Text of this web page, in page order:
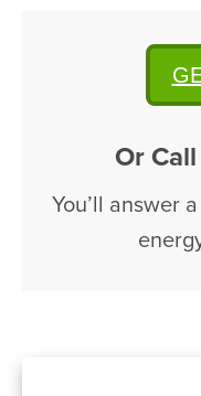
Or
You’ll answer